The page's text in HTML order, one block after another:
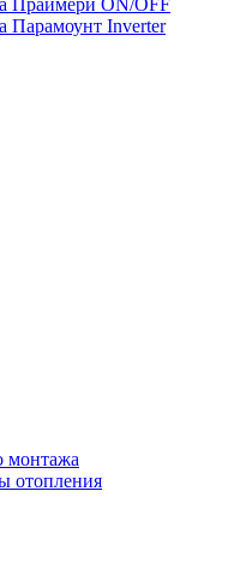
Праймери ON/OFF
Парамоунт Inverter
монтажа
отопления